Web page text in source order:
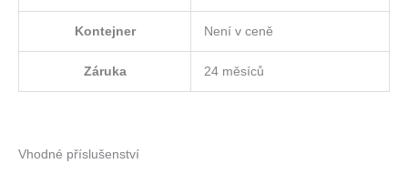
Kontejner Není v ceně
Záruka 24 měsíců
Vhodné příslušenství